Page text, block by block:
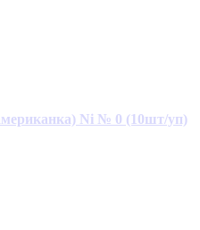
Ni № 0 (10шт/уп)